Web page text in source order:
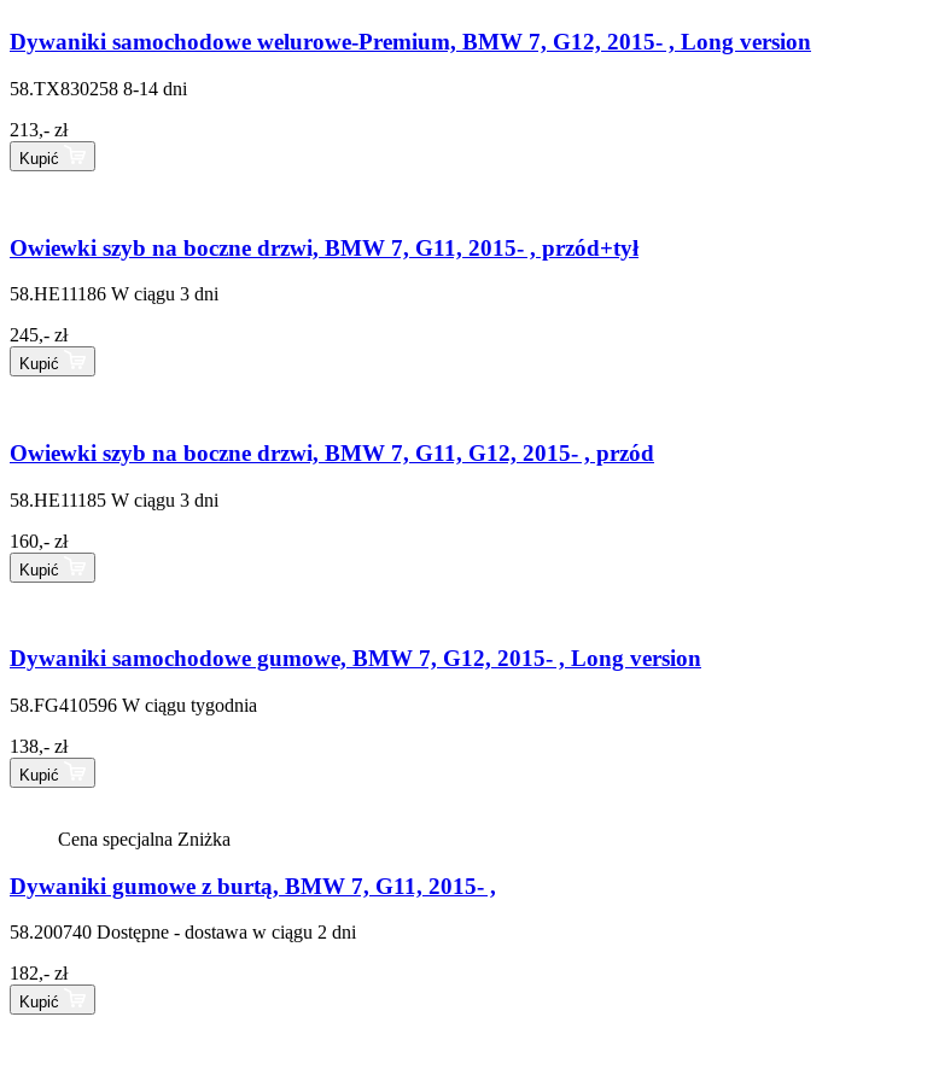
Dywaniki samochodowe welurowe-Premium, BMW 7, G12, 2015- , Long version
58.TX830258 8-14 dni
213,- zł
Kupić
Owiewki szyb na boczne drzwi, BMW 7, G11, 2015- , przód+tył
58.HE11186 W ciągu 3 dni
245,- zł
Kupić
Owiewki szyb na boczne drzwi, BMW 7, G11, G12, 2015- , przód
58.HE11185 W ciągu 3 dni
160,- zł
Kupić
Dywaniki samochodowe gumowe, BMW 7, G12, 2015- , Long version
58.FG410596 W ciągu tygodnia
138,- zł
Kupić
Cena specjalna Zniżka
Dywaniki gumowe z burtą, BMW 7, G11, 2015- ,
58.200740 Dostępne - dostawa w ciągu 2 dni
182,- zł
Kupić